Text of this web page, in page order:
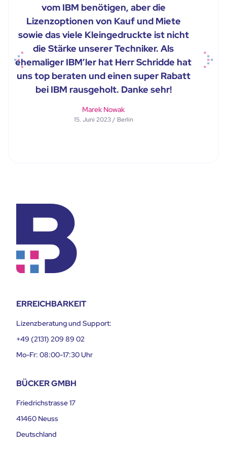
vom IBM benötigen, aber die
Lizenzoptionen von Kauf und Miete
sowie das viele Kleingedruckte ist nicht
die Stärke unserer Techniker. Als
ehemaliger IBM’ler hat Herr Schridde hat
uns top beraten und einen super Rabatt
bei IBM rausgeholt. Danke sehr!
Marek Nowak
15. Juni 2023 / Berlin
Previous Next
ERREICHBARKEIT
Lizenzberatung und Support:
+49 (2131) 209 89 02
Mo-Fr: 08:00-17:30 Uhr
BÜCKER GMBH
Friedrichstrasse 17
41460 Neuss
Deutschland